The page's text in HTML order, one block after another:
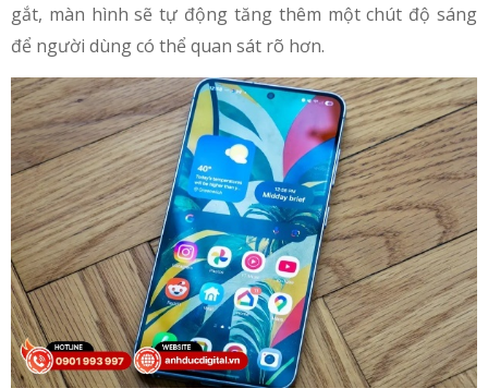
gắt, màn hình sẽ tự động tăng thêm một chút độ sáng
để người dùng có thể quan sát rõ hơn.